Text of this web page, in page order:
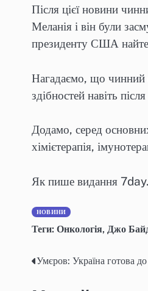
Після цієї новини
Меланія і він були
президенту США
Нагадаємо, що чинний
здібностей навіть
Додамо, серед
хімієтерапія,
Як пише видання
НОВИНИ
Теги: Онкологія, Джо
Навігація
записів
Умєров: Україна готова